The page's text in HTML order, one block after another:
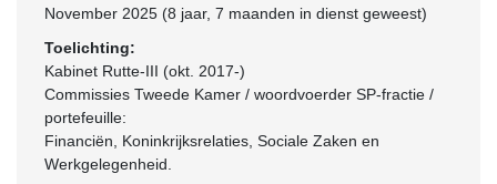
November 2025 (8 jaar, 7 maanden in dienst geweest)
Toelichting:
Kabinet Rutte-III (okt. 2017-)
Commissies Tweede Kamer / woordvoerder SP-fractie /
portefeuille:
Financiën, Koninkrijksrelaties, Sociale Zaken en
Werkgelegenheid.